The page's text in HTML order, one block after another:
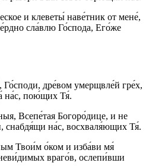
и клеветы́ наве́тник от мене́,
сла́влю Го́спода, Его́же
Го́споди, дре́вом умерщвле́й гре́х,
на́с, пою́щих Тя́.
Всепе́тая Богоро́дице, и не
снабдя́щи на́с, восхваля́ющих Тя́.
Твои́м о́ком и изба́ви мя́
враго́в, ослепи́вши